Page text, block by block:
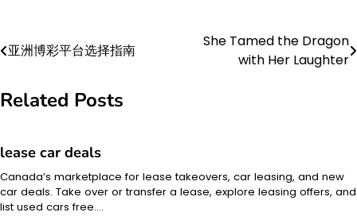
Post
亚洲博彩平台选择指南
She Tamed the Dragon
with Her Laughter
Related Posts
lease car deals
Canada’s marketplace for lease takeovers, car leasing, and new
car deals. Take over or transfer a lease, explore leasing offers, and
list used cars free.…